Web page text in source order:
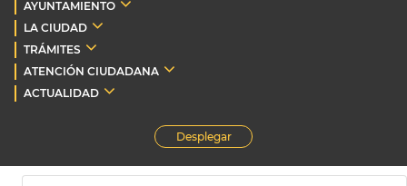
AYUNTAMIENTO
LA CIUDAD
TRÁMITES
ATENCIÓN CIUDADANA
ACTUALIDAD
Desplegar